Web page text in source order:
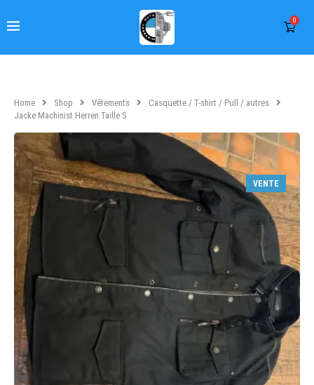
0
Home Shop Vêtements
Casquette / T-shirt / Pull / autres
Jacke Machinist Herren Taille S
VENTE